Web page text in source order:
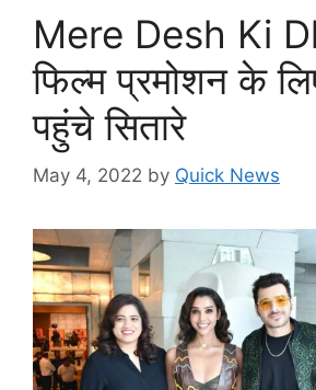
Mere Desh Ki
फिल्म प्रमोशन के
पहुंचे सितारे
May 4, 2022 by Quick News